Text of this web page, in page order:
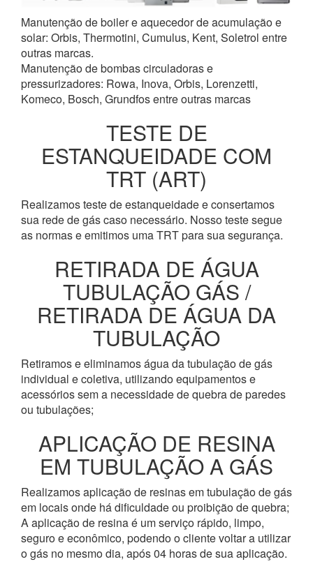
Manutenção de boiler e aquecedor de acumulação e
solar: Orbis, Thermotini, Cumulus, Kent, Soletrol entre
outras marcas.
Manutenção de bombas circuladoras e
pressurizadores: Rowa, Inova, Orbis, Lorenzetti,
Komeco, Bosch, Grundfos entre outras marcas
TESTE DE
ESTANQUEIDADE COM
TRT (ART)
Realizamos teste de estanqueidade e consertamos
sua rede de gás caso necessário. Nosso teste segue
as normas e emitimos uma TRT para sua segurança.
RETIRADA DE ÁGUA
TUBULAÇÃO GÁS /
RETIRADA DE ÁGUA DA
TUBULAÇÃO
Retiramos e eliminamos água da tubulação de gás
individual e coletiva, utilizando equipamentos e
acessórios sem a necessidade de quebra de paredes
ou tubulações;
APLICAÇÃO DE RESINA
EM TUBULAÇÃO A GÁS
Realizamos aplicação de resinas em tubulação de gás
em locais onde há dificuldade ou proibição de quebra;
A aplicação de resina é um serviço rápido, limpo,
seguro e econômico, podendo o cliente voltar a utilizar
o gás no mesmo dia, após 04 horas de sua aplicação.